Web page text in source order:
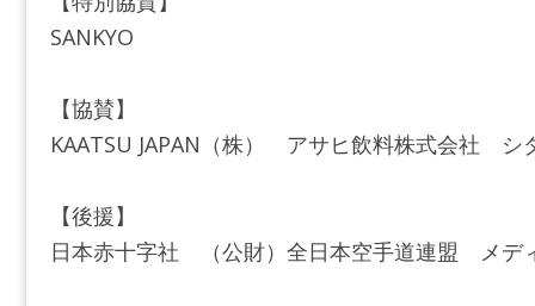
SANKYO
【協賛】
KAATSU JAPAN（株） アサヒ飲料株式会社 シ
【後援】
日本赤十字社 （公財）全日本空手道連盟 メデ